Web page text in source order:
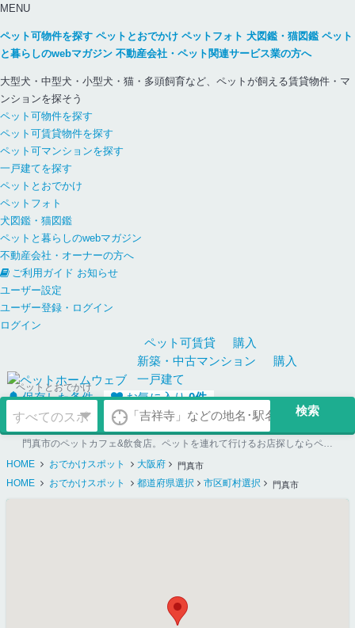
MENU
ペット可物件を探す ペットとおでかけ ペットフォト 犬図鑑・猫図鑑 ペット
と暮らしのwebマガジン 不動産会社・ペット関連サービス業の方へ
大型犬・中型犬・小型犬・猫・多頭飼育など、ペットが飼える賃貸物件・マ
ンションを探そう
ペット可物件を探す
ペット可賃貸物件を探す
ペット可マンションを探す
一戸建てを探す
ペットとおでかけ
ペットフォト
犬図鑑・猫図鑑
ペットと暮らしのwebマガジン
不動産会社・オーナーの方へ
ご利用ガイド お知らせ
ユーザー設定
ユーザー登録・ログイン
ログイン
ペット可賃貸
購入
新築・中古マンション
購入
一戸建て
保存した条件
お気に入り0件
ペットとおでかけ
門真市のペットカフェ&飲食店。ペットを連れて行けるお店探しならペットホームウェブ
HOME
おでかけスポット 大阪府 門真市
HOME おでかけスポット 都道府県選択 市区町村選択 門真市